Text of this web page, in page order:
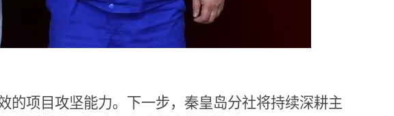
的项目攻坚能力。下一步，秦皇岛分社将持续深耕主